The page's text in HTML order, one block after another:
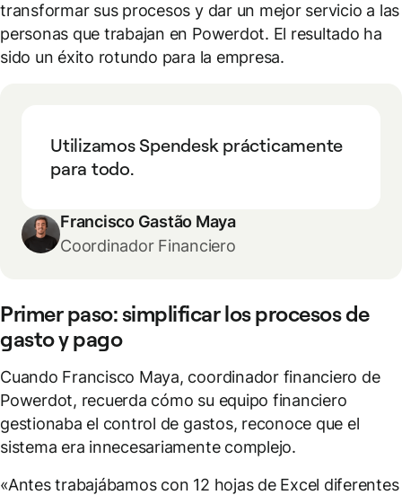
transformar sus procesos y dar un mejor servicio a las
personas que trabajan en Powerdot. El resultado ha
sido un éxito rotundo para la empresa.
Utilizamos Spendesk prácticamente
para todo.
Francisco Gastão Maya
Coordinador Financiero
Primer paso: simplificar los procesos de
gasto y pago
Cuando Francisco Maya, coordinador financiero de
Powerdot, recuerda cómo su equipo financiero
gestionaba el control de gastos, reconoce que el
sistema era innecesariamente complejo.
«Antes trabajábamos con 12 hojas de Excel diferentes